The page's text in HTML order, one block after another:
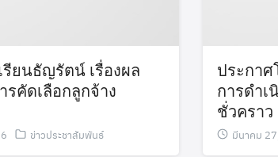
รียนธัญรัตน์ เรื่องผล
รคัดเลือกลูกจ้าง
ข่าวประชาสัมพันธ์
ประกาศ
การดำเ
ชั่วครา
มีนาคม